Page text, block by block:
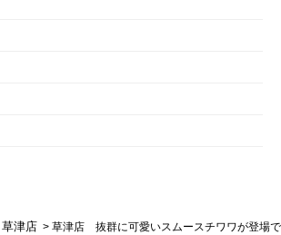
草津店 > 草津店 抜群に可愛いスムースチワワが登場で